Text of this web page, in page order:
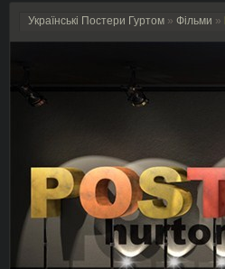
Українські Постери Гуртом » Фільми »